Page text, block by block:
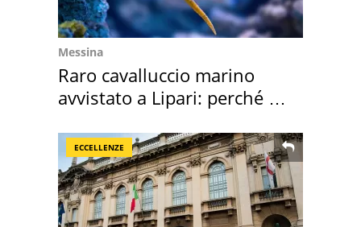
Messina
Raro cavalluccio marino
avvistato a Lipari: perché è
ECCELLENZE